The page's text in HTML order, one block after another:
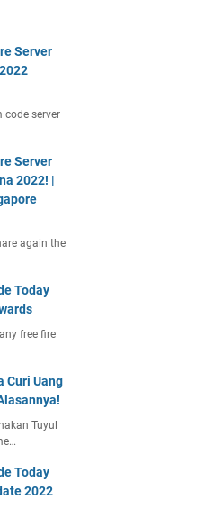
Server
code server
Server
2022! |
again the
Today
free fire
Curi Uang
Tuyul
Today
2022